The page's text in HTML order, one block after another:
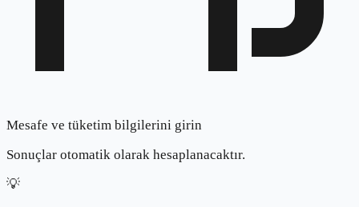
Mesafe ve tüketim bilgilerini girin
Sonuçlar otomatik olarak hesaplanacaktır.
💡